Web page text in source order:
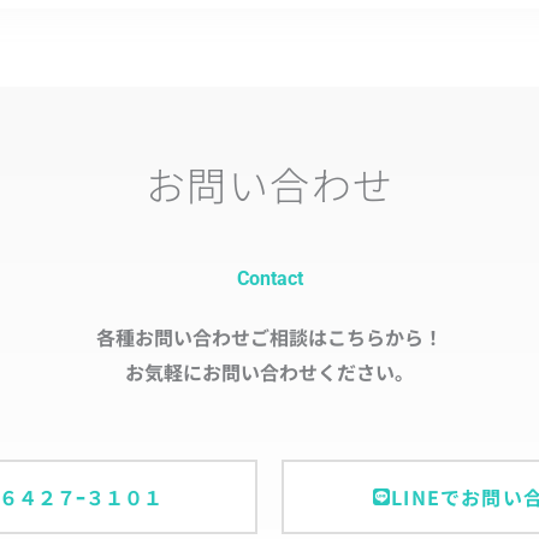
お問い合わせ
Contact
各種お問い合わせご相談はこちらから！
お気軽にお問い合わせください。
４２７ｰ３１０１ LINEでお問い